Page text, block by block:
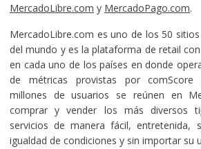
MercadoLibre.com y MercadoPago.com.
MercadoLibre.com es uno de los 50
del mundo y es la plataforma de retail
en cada uno de los países en donde
de métricas provistas por comScore
millones de usuarios se reúnen en
comprar y vender los más diversos
servicios de manera fácil, entretenida,
igualdad de condiciones y sin importar su